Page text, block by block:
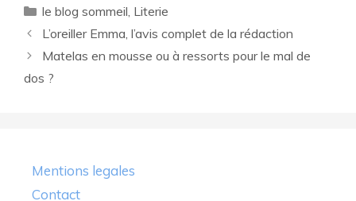
Catégories
le blog sommeil, Literie
L’oreiller Emma, l’avis complet de la rédaction
Matelas en mousse ou à ressorts pour le mal de
dos ?
Mentions legales
Contact